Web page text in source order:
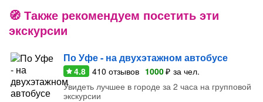
Также рекомендуем посетить эти
экскурсии
По Уфе - на двухэтажном автобусе
4.8 410 отзывов 1000₽ за чел.
Увидеть лучшее в городе за 2 часа на групповой
экскурсии